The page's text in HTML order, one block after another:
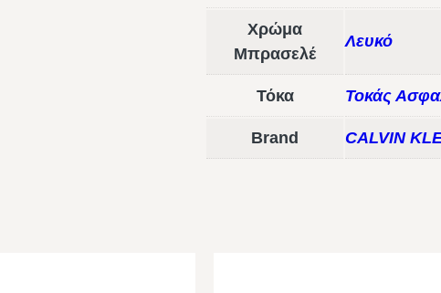
Χρώμα
Μπρασελέ
Λευκό
Τόκα Τοκάς
Brand CALVIN